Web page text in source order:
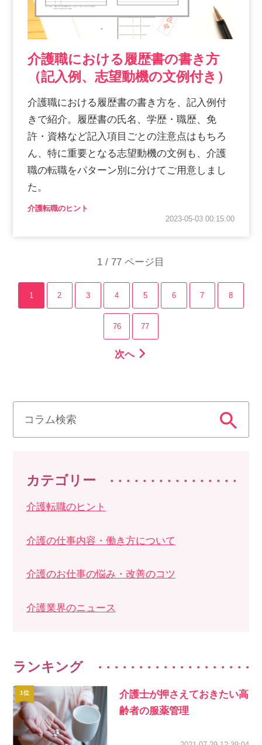
介護職における履歴書の書き方
（記入例、志望動機の文例付き）
介護職における履歴書の書き方を、記入例付
きで紹介。履歴書の氏名、学歴・職歴、免
許・資格など記入項目ごとの注意点はもちろ
ん、特に重要となる志望動機の文例も、介護
職の転職をパターン別に分けてご用意しまし
た。
介護転職のヒント
2023-05-03 00:15:00
1 / 77 ページ目
1 2 3 4 5 6 7 8
76 77
次へ
カテゴリー
介護転職のヒント
介護の仕事内容・働き方について
介護のお仕事の悩み・改善のコツ
介護業界のニュース
ランキング
介護士が押さえておきたい高
齢者の服薬管理